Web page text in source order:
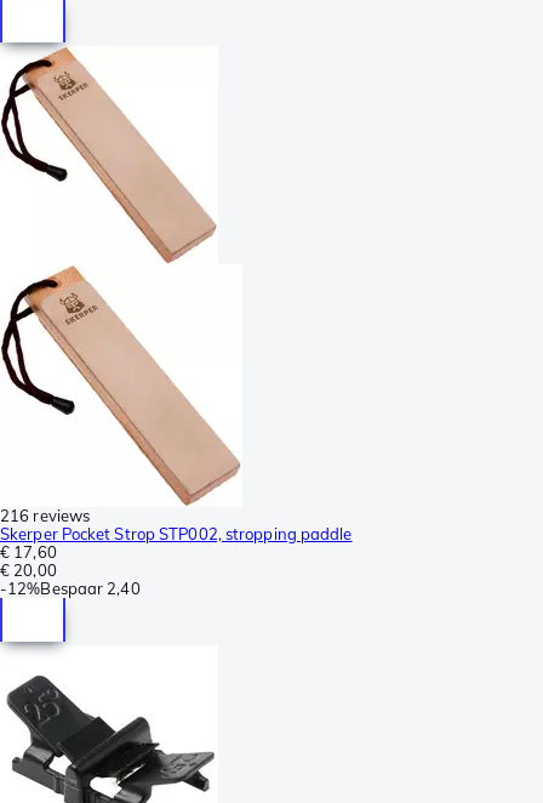
216 reviews
Skerper Pocket Strop STP002, stropping paddle
€ 17,60
€ 20,00
-12%Bespaar 2,40